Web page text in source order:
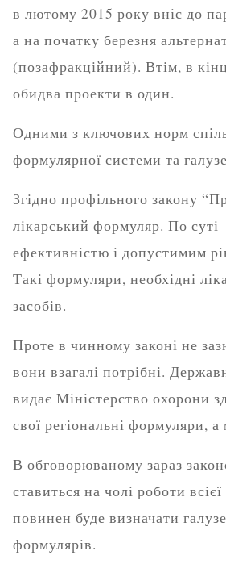
в лютому 2015 року вніс до
а на початку березня
(позафракційний). Втім, в
обидва проекти в один.
Одними з ключових норм
формулярної системи та
Згідно профільного закону
лікарський формуляр. По суті
ефективністю і допустимим
Такі формуляри, необхідні
засобів.
Проте в чинному законі не
вони взагалі потрібні.
видає Міністерство охорони
свої регіональні формуляри,
В обговорюваному зараз
ставиться на чолі роботи
повинен буде визначати
формулярів.